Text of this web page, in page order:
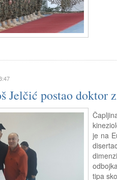
Jelčić postao doktor
je na
tipa